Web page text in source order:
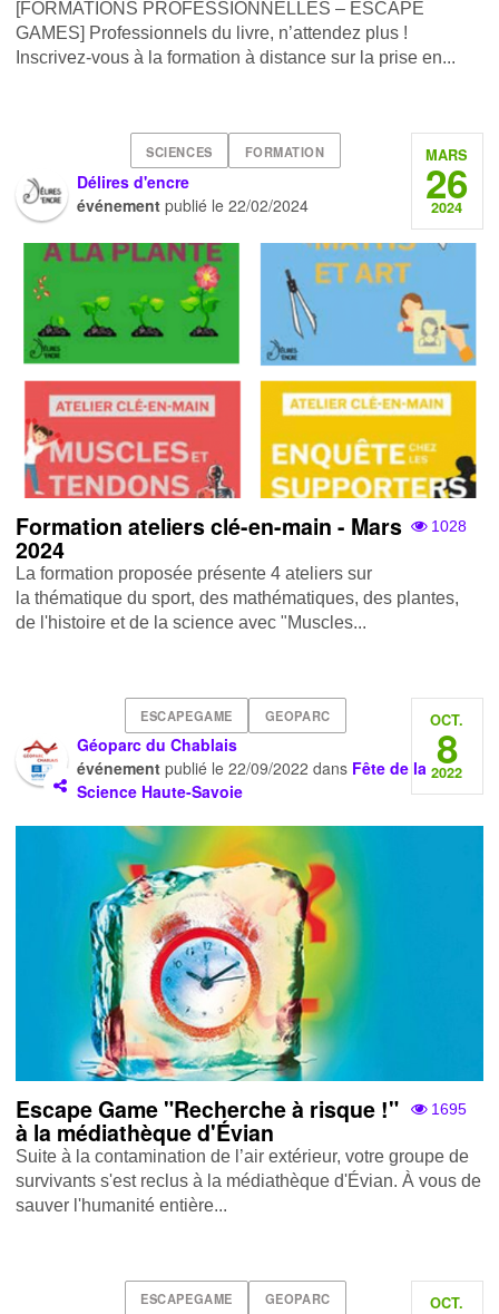
[FORMATIONS PROFESSIONNELLES – ESCAPE
GAMES] Professionnels du livre, n’attendez plus !
Inscrivez-vous à la formation à distance sur la prise en...
SCIENCES FORMATION
Délires d'encre
événement publié le22/02/2024
MARS
26
2024
1028
Formation ateliers clé-en-main - Mars
2024
La formation proposée présente 4 ateliers sur
la thématique du sport, des mathématiques, des plantes,
de l'histoire et de la science avec "Muscles...
ESCAPEGAME GEOPARC
Géoparc du Chablais
événement publié le22/09/2022 dans Fête de la
Science Haute-Savoie
OCT.
8
2022
1695
Escape Game "Recherche à risque !"
à la médiathèque d'Évian
Suite à la contamination de l’air extérieur, votre groupe de
survivants s'est reclus à la médiathèque d'Évian. À vous de
sauver l'humanité entière...
ESCAPEGAME GEOPARC OCT.